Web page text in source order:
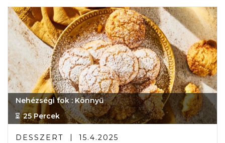
Nehézségi fok : Könnyű
25 Percek
DESSZERT 15.4.2025